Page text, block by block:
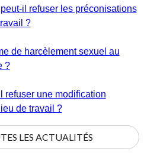
il refuser les préconisations
?
de harcèlement sexuel au
?
refuser une modification
de travail ?
LES ACTUALITÉS